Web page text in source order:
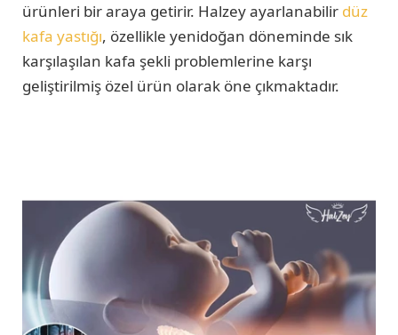
ürünleri bir araya getirir. Halzey ayarlanabilir düz
kafa yastığı, özellikle yenidoğan döneminde sık
karşılaşılan kafa şekli problemlerine karşı
geliştirilmiş özel ürün olarak öne çıkmaktadır.